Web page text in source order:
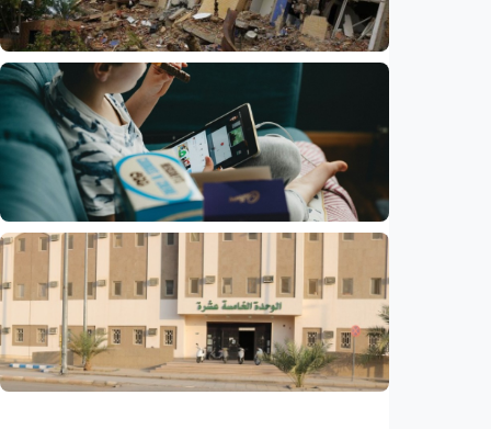
Indonesia•05 Aug 2026
Humaniora
Korban tewas gempa bumi Venezuela
bertambah jadi 6.125 orang
Indonesia•04 Aug 2026
Humaniora
Larangan medsos untuk anak di Australia
sukses, pengguna turun 10 persen
Indonesia•31 Jul 2026